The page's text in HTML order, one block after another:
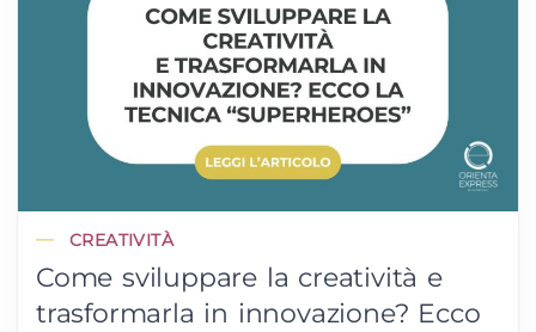
CREATIVITÀ
Come sviluppare la creatività e
trasformarla in innovazione? Ecco